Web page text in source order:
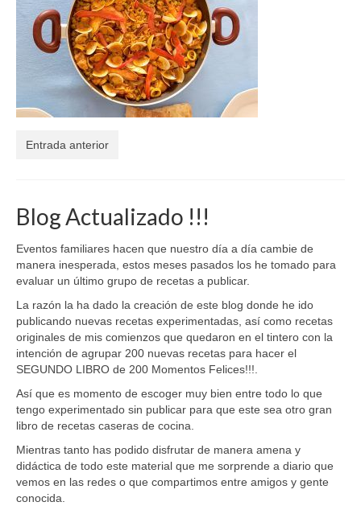
El Libro de 200 MOMENTOS FELICES!!!
Contacto
Entrada anterior
Blog Actualizado !!!
Eventos familiares hacen que nuestro día a día cambie de
manera inesperada, estos meses pasados los he tomado para
evaluar un último grupo de recetas a publicar.
La razón la ha dado la creación de este blog donde he ido
publicando nuevas recetas experimentadas, así como recetas
originales de mis comienzos que quedaron en el tintero con la
intención de agrupar 200 nuevas recetas para hacer el
SEGUNDO LIBRO de 200 Momentos Felices!!!.
Así que es momento de escoger muy bien entre todo lo que
tengo experimentado sin publicar para que este sea otro gran
libro de recetas caseras de cocina.
Mientras tanto has podido disfrutar de manera amena y
didáctica de todo este material que me sorprende a diario que
vemos en las redes o que compartimos entre amigos y gente
conocida.